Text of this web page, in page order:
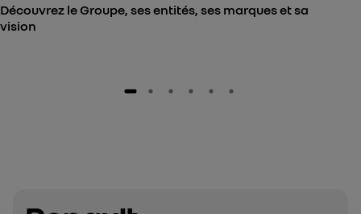
Découvrez le Groupe, ses entités, ses marques et sa
vision